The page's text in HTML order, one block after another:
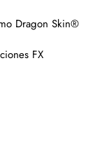
Dragon Skin®
FX